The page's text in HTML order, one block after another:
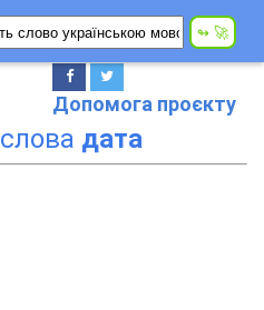
Допомога проєкту
слова дата